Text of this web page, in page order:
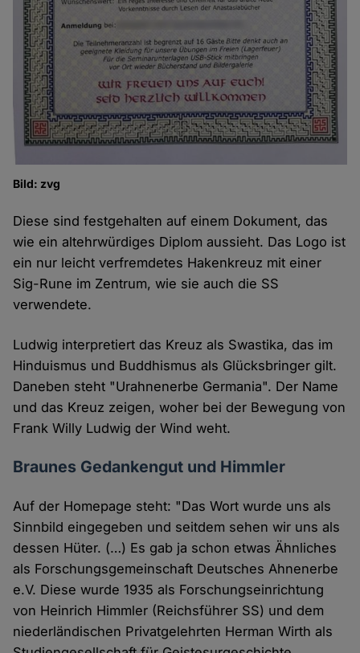
Bild: zvg
Diese sind festgehalten auf einem Dokument, das
wie ein altehrwürdiges Diplom aussieht. Das Logo ist
ein nur leicht verfremdetes Hakenkreuz mit einer
Sig-Rune im Zentrum, wie sie auch die SS
verwendete.
Ludwig interpretiert das Kreuz als Swastika, das im
Hinduismus und Buddhismus als Glücksbringer gilt.
Daneben steht "Urahnenerbe Germania". Der Name
und das Kreuz zeigen, woher bei der Bewegung von
Frank Willy Ludwig der Wind weht.
Braunes Gedankengut und Himmler
Auf der Homepage steht: "Das Wort wurde uns als
Sinnbild eingegeben und seitdem sehen wir uns als
dessen Hüter. (…) Es gab ja schon etwas Ähnliches
als Forschungsgemeinschaft Deutsches Ahnenerbe
e.V. Diese wurde 1935 als Forschungseinrichtung
von Heinrich Himmler (Reichsführer SS) und dem
niederländischen Privatgelehrten Herman Wirth als